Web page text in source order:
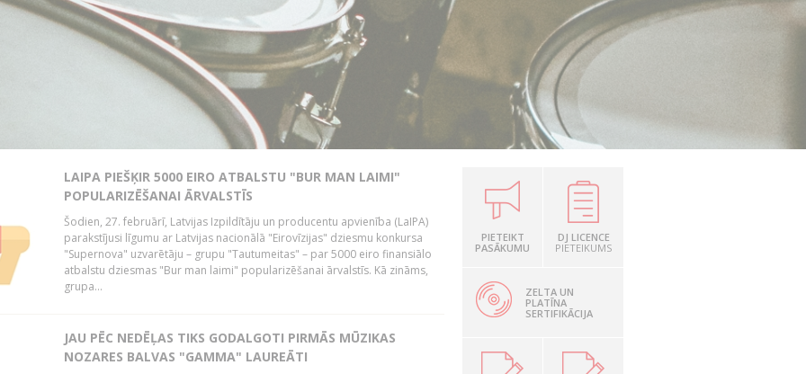
LAIPA PIEŠĶIR 5000 EIRO ATBALSTU "BUR MAN LAIMI"
POPULARIZĒŠANAI ĀRVALSTĪS
Šodien, 27. februārī, Latvijas Izpildītāju un producentu apvienība (LaIPA)
parakstījusi līgumu ar Latvijas nacionālā "Eirovīzijas" dziesmu konkursa
"Supernova" uzvarētāju – grupu "Tautumeitas" – par 5000 eiro finansiālo
atbalstu dziesmas "Bur man laimi" popularizēšanai ārvalstīs. Kā zināms,
grupa...
JAU PĒC NEDĒĻAS TIKS GODALGOTI PIRMĀS MŪZIKAS
NOZARES BALVAS "GAMMA" LAUREĀTI
PIETEIKT
PASĀKUMU
DJ LICENCE
PIETEIKUMS
ZELTA UN
PLATĪNA
SERTIFIKĀCIJA